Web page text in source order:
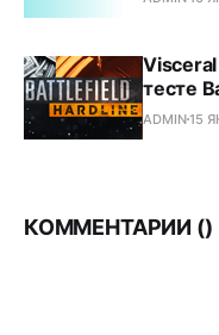
тесте
ADMIN15
КОММЕНТАРИИ ()